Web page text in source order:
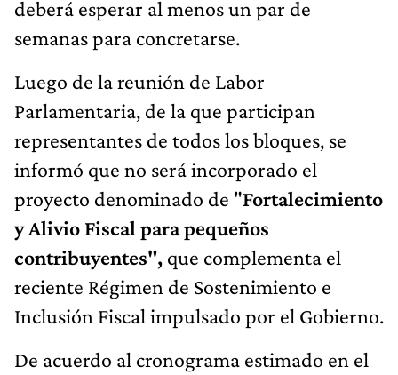
deberá esperar al menos un par de
semanas para concretarse.
Luego de la reunión de Labor
Parlamentaria, de la que participan
representantes de todos los bloques, se
informó que no será incorporado el
proyecto denominado de "Fortalecimiento
y Alivio Fiscal para pequeños
contribuyentes", que complementa el
reciente Régimen de Sostenimiento e
Inclusión Fiscal impulsado por el Gobierno.
De acuerdo al cronograma estimado en el